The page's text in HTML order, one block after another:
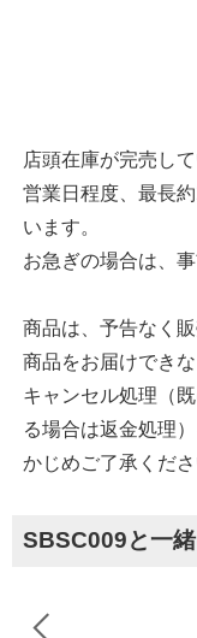
店頭在庫が完売し
営業日程度、最長
います。
お急ぎの場合は、
商品は、予告なく
商品をお届けでき
キャンセル処理（
る場合は返金処理
かじめご了承くださ
SBSC009と一